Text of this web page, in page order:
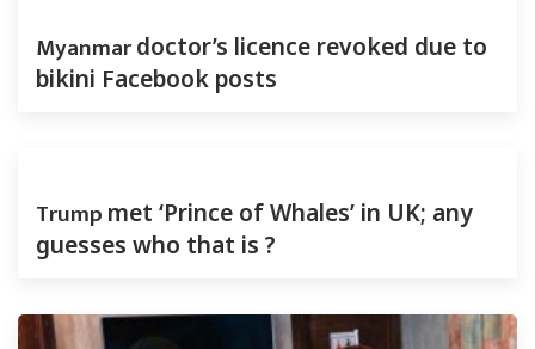
Myanmardoctor’s licence revoked due to
bikini Facebook posts
Trump met ‘Prince of Whales’ in UK; any
guesses who that is ?